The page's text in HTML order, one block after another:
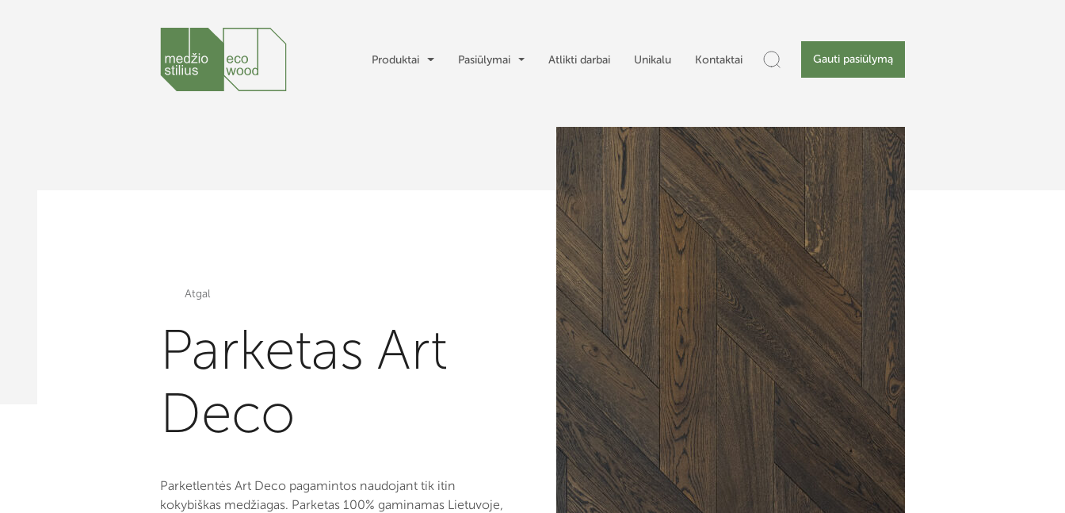
Produktai Pasiūlymai Atlikti darbai Unikalu Kontaktai Gauti pasiūlymą
Atgal
Parketas Art
Deco
Parketlentės Art Deco pagamintos naudojant tik itin
kokybiškas medžiagas. Parketas 100% gaminamas Lietuvoje,